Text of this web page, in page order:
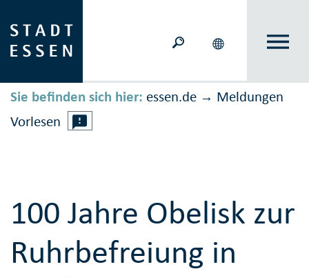
Sie befinden sich hier: essen.de → Meldungen
Vorlesen
100 Jahre Obelisk zur
Ruhrbefreiung in